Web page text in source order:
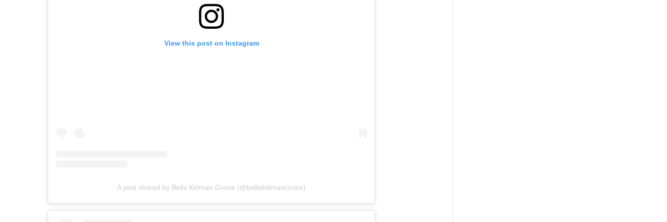
View this post on Instagram
A post shared by Bella Kidman Cruise (@bellakidmancruise)